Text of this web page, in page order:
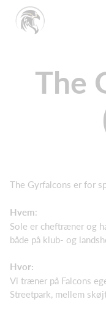
The
The Gyrfalcons er for
Hvem:
Sole er cheftræner og
både på klub- og
Hvor:
Vi træner på Falcons
Streetpark, mellem